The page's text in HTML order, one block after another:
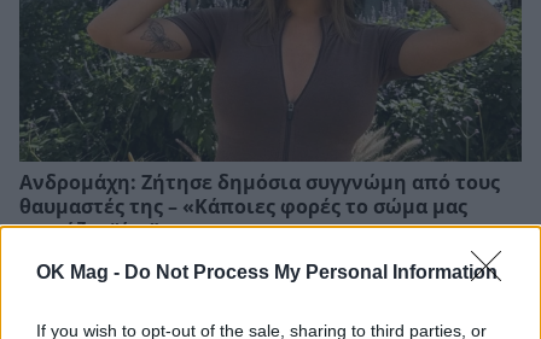
OK Mag - Do Not Process My Personal Information
If you wish to opt-out of the sale, sharing to third parties, or
Ανδρομάχη: Ζήτησε δημόσια συγγνώμη από τους
θαυμαστές της – «Κάποιες φορές το σώμα μας
φωνάζει “όχι”»